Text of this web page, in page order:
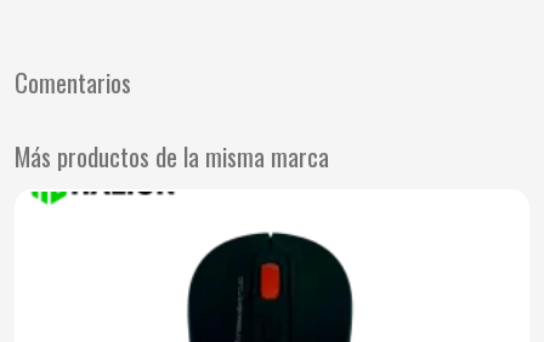
Comentarios
Más productos de la misma marca